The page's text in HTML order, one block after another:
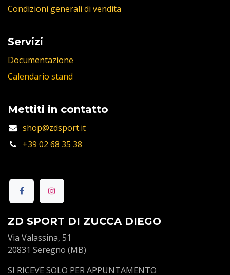
Condizioni generali di vendita
Servizi
Documentazione
Calendario stand
Mettiti in contatto
shop@zdsport.it
+39 02 68 35 38
ZD SPORT DI ZUCCA DIEGO
Via Valassina, 51
20831 Seregno (MB)
SI RICEVE SOLO PER APPUNTAMENTO